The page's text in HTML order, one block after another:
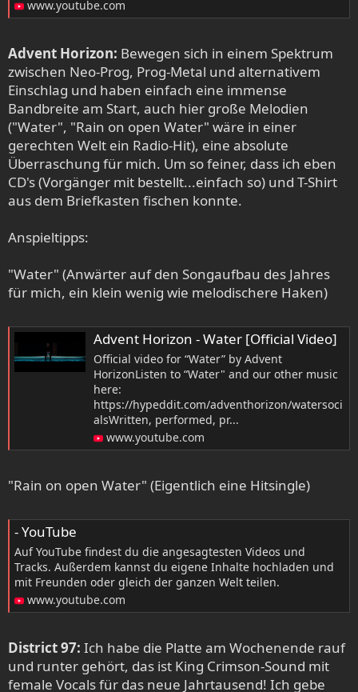
www.youtube.com
Advent Horizon: Bewegen sich in einem Spektrum
zwischen Neo-Prog, Prog-Metal und alternativem
Einschlag und haben einfach eine immense
Bandbreite am Start, auch hier große Melodien
("Water", "Rain on open Water" wäre in einer
gerechten Welt ein Radio-Hit), eine absolute
Überraschung für mich. Um so feiner, dass ich eben
CD's (Vorgänger mit bestellt...einfach so) und T-Shirt
aus dem Briefkasten fischen konnte.
Anspieltipps:
"Water" (Anwärter auf den Songaufbau des Jahres
für mich, ein klein wenig wie melodischere Haken)
Advent Horizon - Water [Official Video]
Official video for “Water” by Advent
HorizonListen to “Water" and our other music
here:
https://hypeddit.com/adventhorizon/watersoci
alsWritten, performed, pr...
www.youtube.com
"Rain on open Water" (Eigentlich eine Hitsingle)
- YouTube
Auf YouTube findest du die angesagtesten Videos und
Tracks. Außerdem kannst du eigene Inhalte hochladen und
mit Freunden oder gleich der ganzen Welt teilen.
www.youtube.com
District 97: Ich habe die Platte am Wochenende rauf
und runter gehört, das ist King Crimson-Sound mit
female Vocals für das neue Jahrtausend! Ich gebe